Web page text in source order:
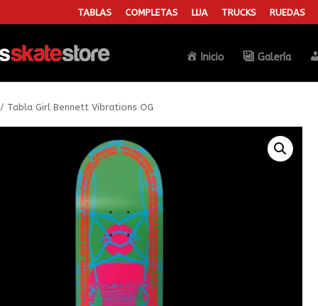
TABLAS COMPLETAS LIJA TRUCKS RUEDAS
Inicio Galería
/ Tabla Girl Bennett Vibrations OG